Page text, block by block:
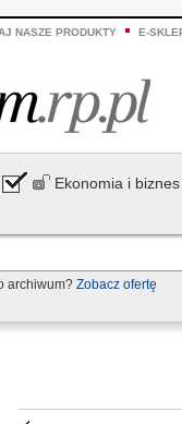
NASZE PRODUKTY E-
Ekonomia i biznes
archiwum? Zobacz ofertę